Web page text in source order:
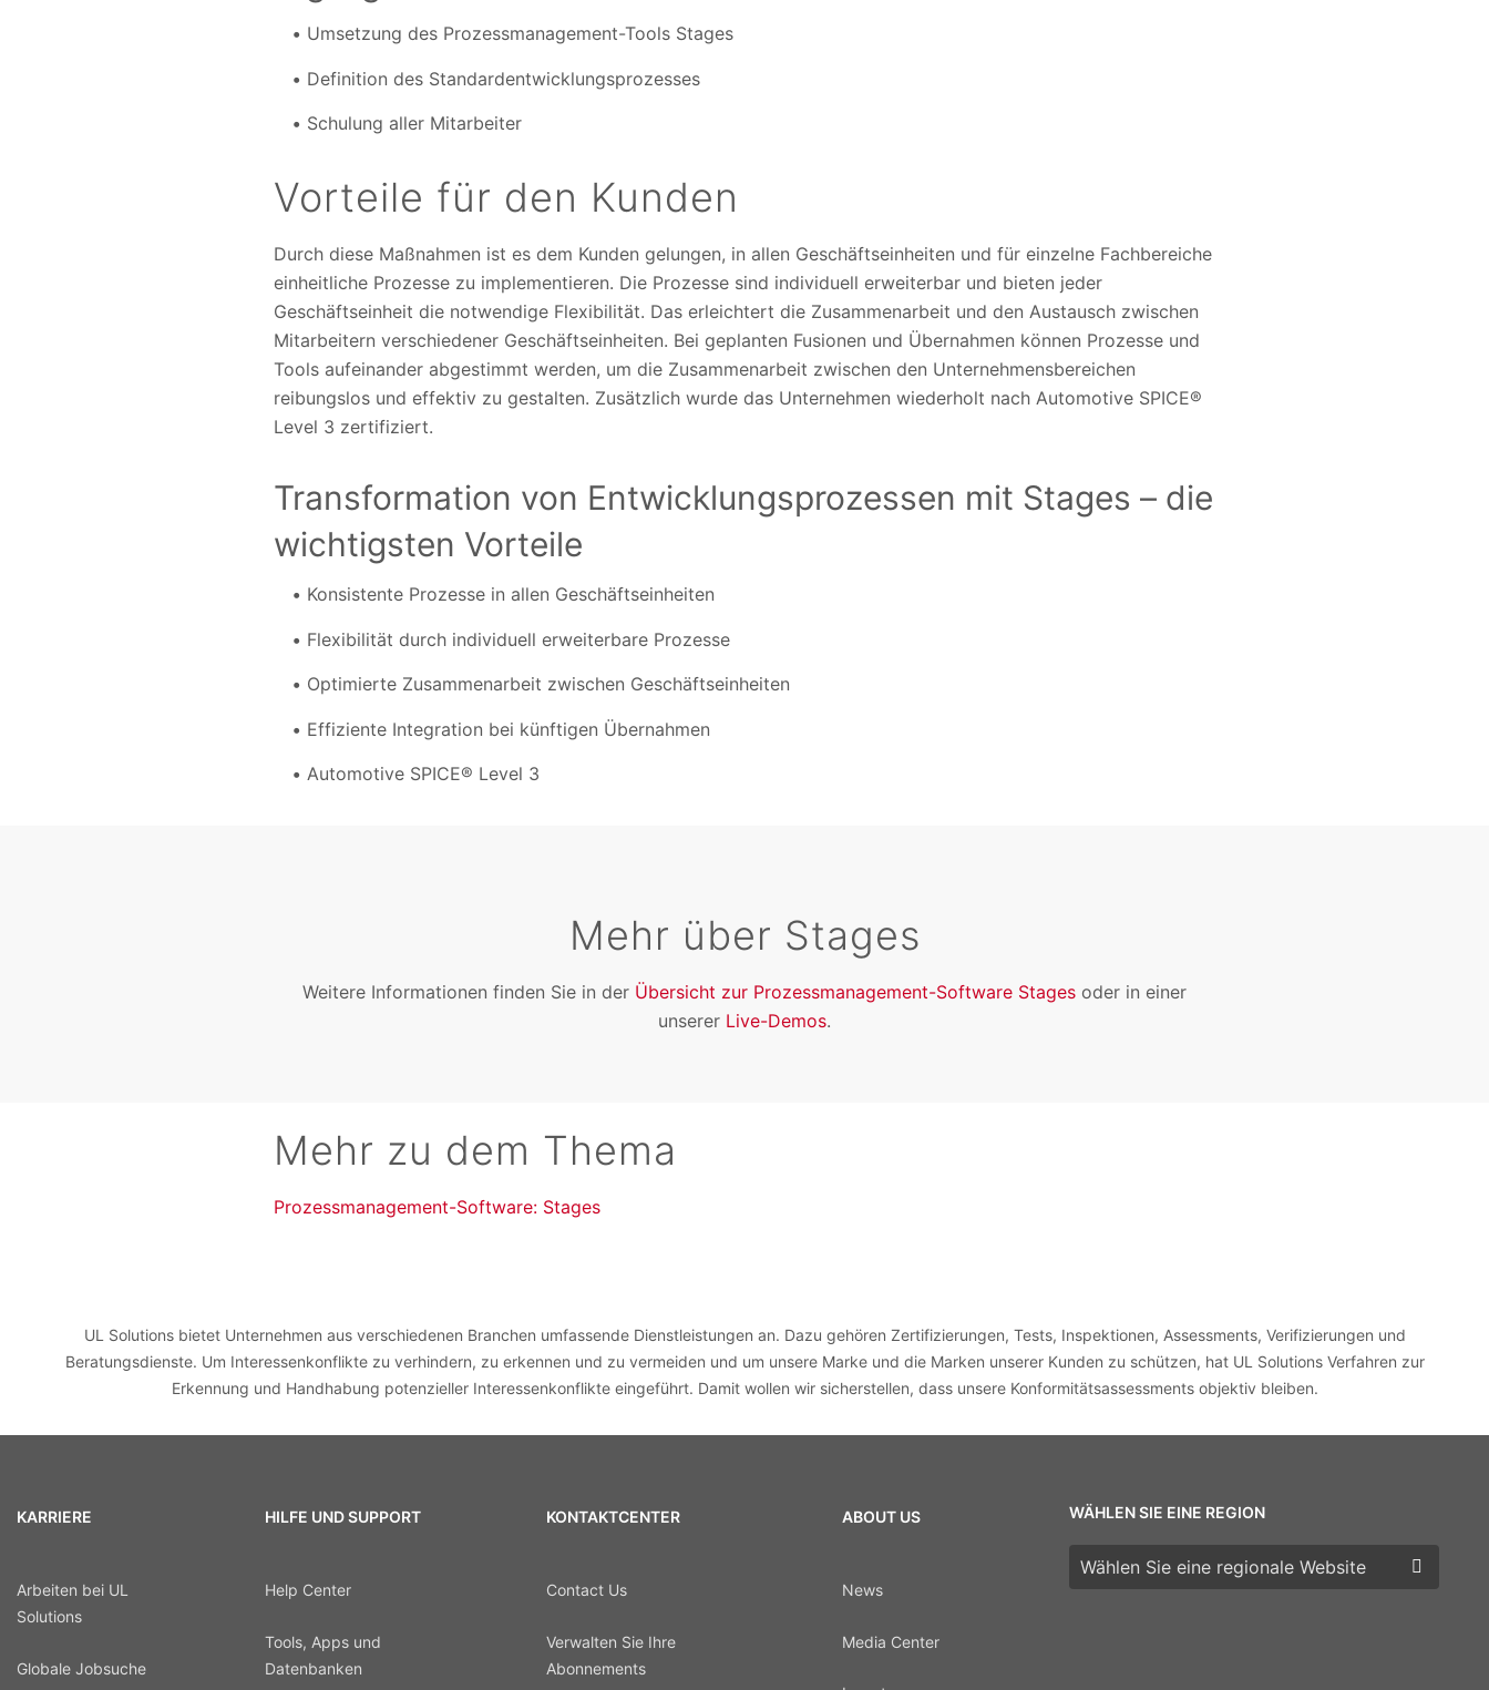
Umsetzung des Prozessmanagement-Tools Stages
Definition des Standardentwicklungsprozesses
Schulung aller Mitarbeiter
Vorteile für den Kunden
Durch diese Maßnahmen ist es dem Kunden gelungen, in allen Geschäftseinheiten und für einzelne Fachbereiche
einheitliche Prozesse zu implementieren. Die Prozesse sind individuell erweiterbar und bieten jeder
Geschäftseinheit die notwendige Flexibilität. Das erleichtert die Zusammenarbeit und den Austausch zwischen
Mitarbeitern verschiedener Geschäftseinheiten. Bei geplanten Fusionen und Übernahmen können Prozesse und
Tools aufeinander abgestimmt werden, um die Zusammenarbeit zwischen den Unternehmensbereichen
reibungslos und effektiv zu gestalten. Zusätzlich wurde das Unternehmen wiederholt nach Automotive SPICE®
Level 3 zertifiziert.
Transformation von Entwicklungsprozessen mit Stages – die
wichtigsten Vorteile
Konsistente Prozesse in allen Geschäftseinheiten
Flexibilität durch individuell erweiterbare Prozesse
Optimierte Zusammenarbeit zwischen Geschäftseinheiten
Effiziente Integration bei künftigen Übernahmen
Automotive SPICE® Level 3
Mehr über Stages
Weitere Informationen finden Sie in der Übersicht zur Prozessmanagement-Software Stages oder in einer
unserer Live-Demos.
Mehr zu dem Thema
Prozessmanagement-Software: Stages
UL Solutions bietet Unternehmen aus verschiedenen Branchen umfassende Dienstleistungen an. Dazu gehören Zertifizierungen, Tests, Inspektionen, Assessments, Verifizierungen und
Beratungsdienste. Um Interessenkonflikte zu verhindern, zu erkennen und zu vermeiden und um unsere Marke und die Marken unserer Kunden zu schützen, hat UL Solutions Verfahren zur
Erkennung und Handhabung potenzieller Interessenkonflikte eingeführt. Damit wollen wir sicherstellen, dass unsere Konformitätsassessments objektiv bleiben.
KARRIERE
Arbeiten bei UL
Solutions
Globale Jobsuche
HILFE UND SUPPORT
Help Center
Tools, Apps und
Datenbanken
KONTAKTCENTER
Contact Us
Verwalten Sie Ihre
Abonnements
ABOUT US
News
Media Center
WÄHLEN SIE EINE REGION
Wählen Sie eine Region